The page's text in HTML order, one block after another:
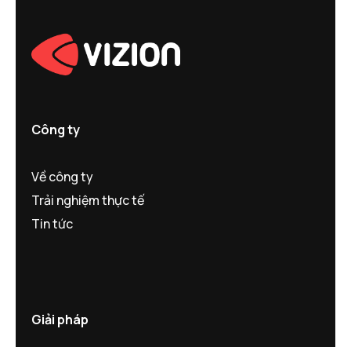
Công ty
Về công ty
Trải nghiệm thực tế
Tin tức
Giải pháp